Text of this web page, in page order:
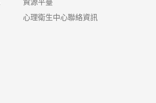
資源平臺
心理衛生中心聯絡資訊